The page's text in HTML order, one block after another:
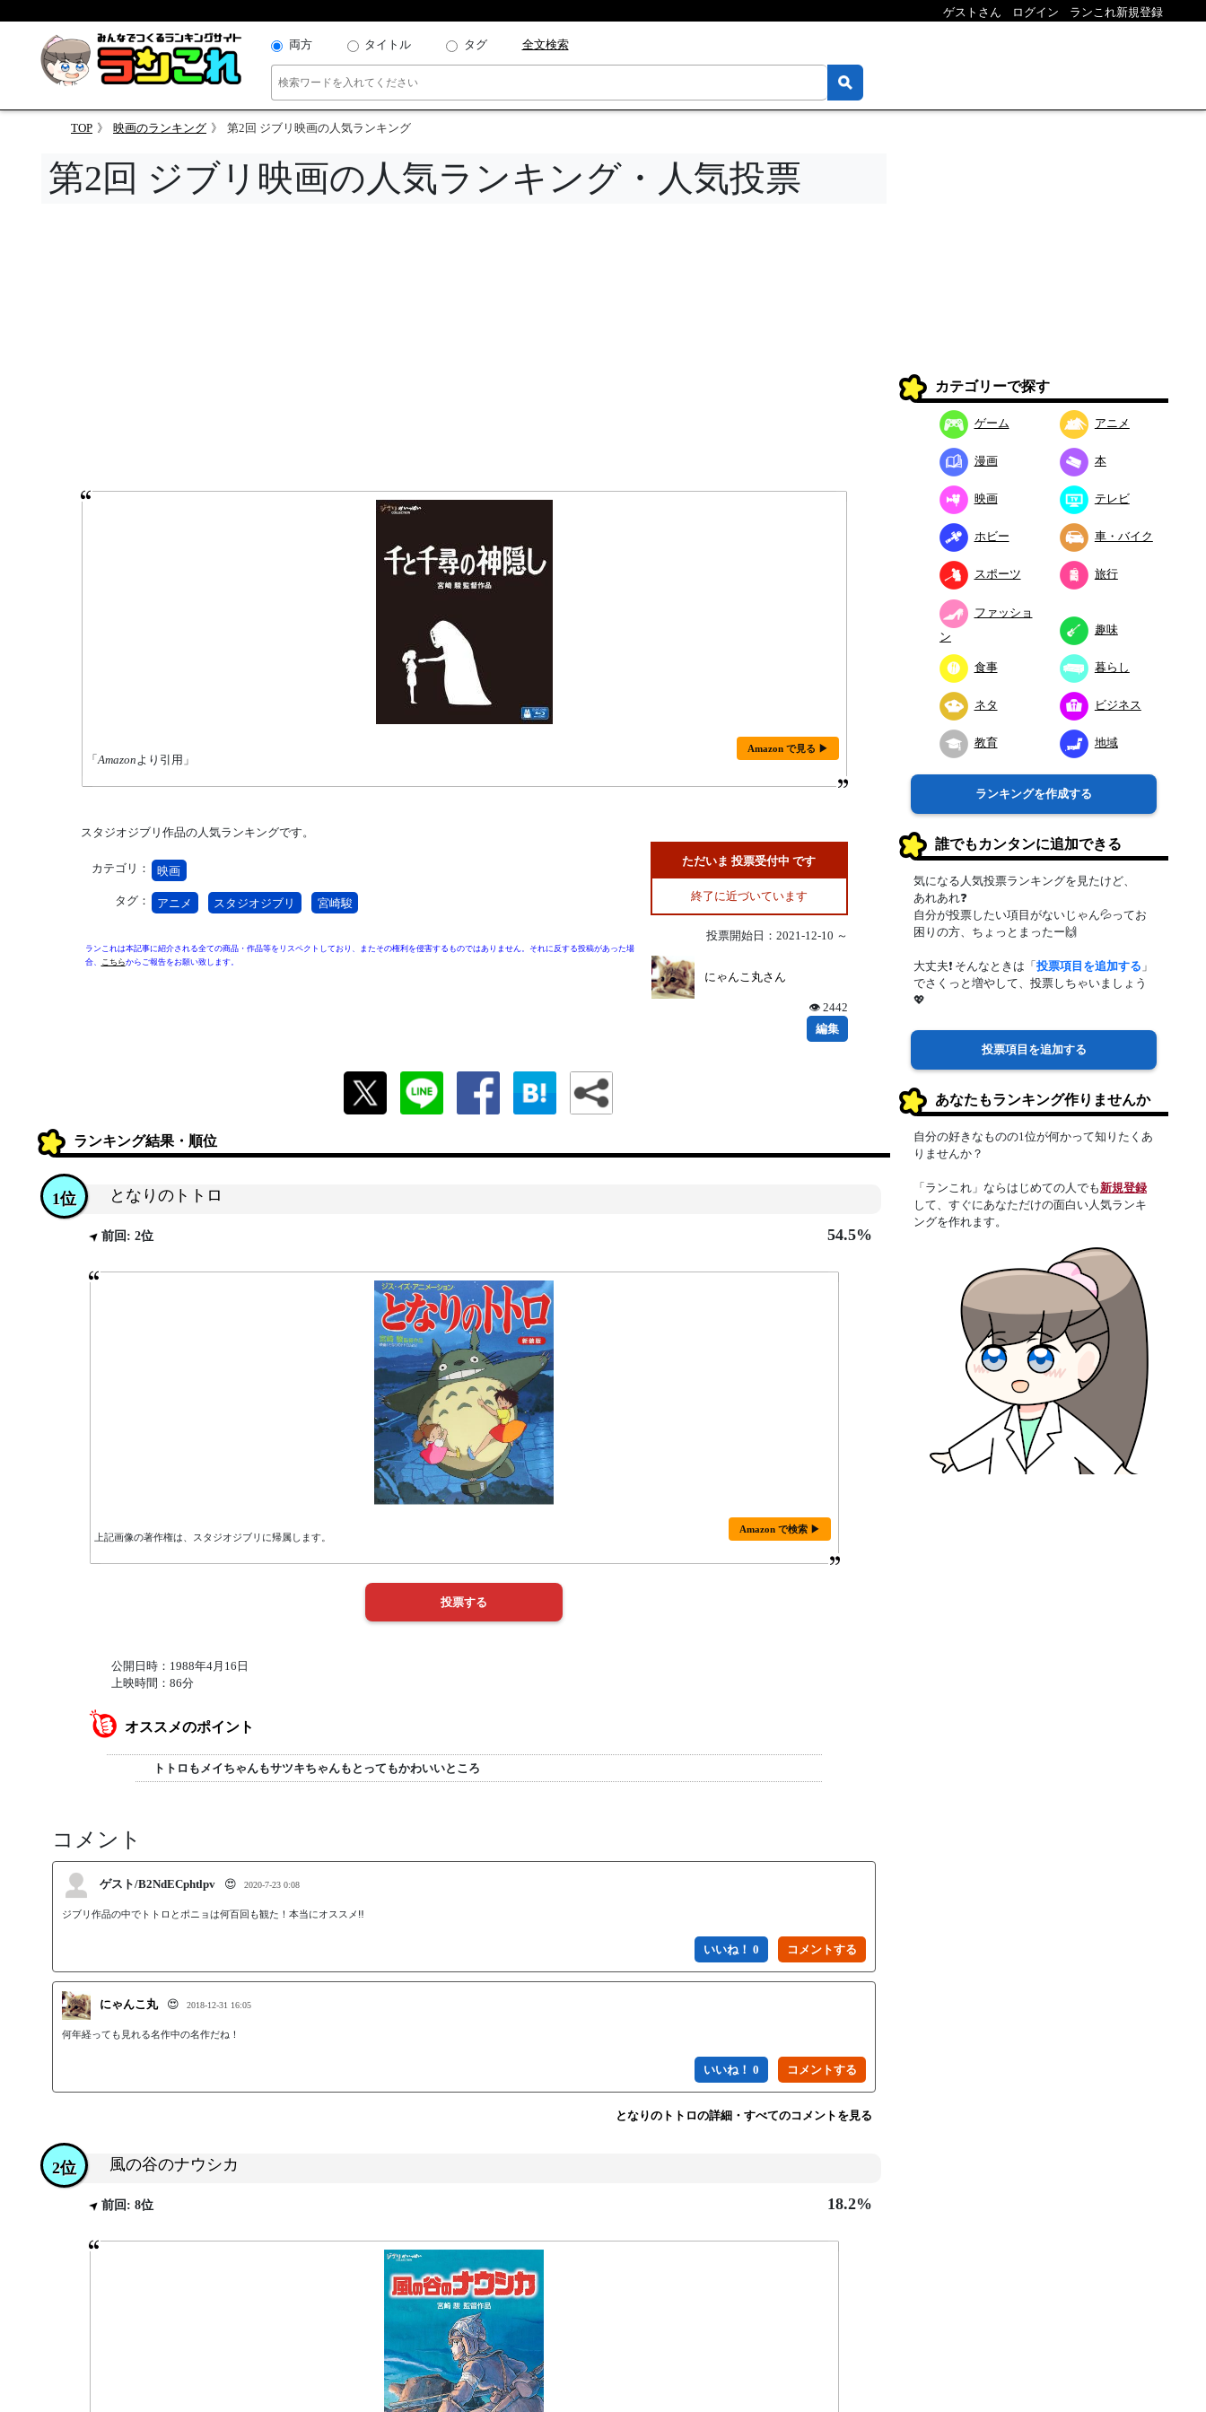
ゲストさん ログイン ランこれ新規登録
両方 タイトル タグ 全文検索
TOP 映画のランキング 第2回 ジブリ映画の人気ランキング
第2回 ジブリ映画の人気ランキング・人気投票
「Amazonより引用」
Amazon で見る ▶
スタジオジブリ作品の人気ランキングです。
カテゴリ： 映画
タグ： アニメ スタジオジブリ 宮崎駿
ランこれは本記事に紹介される全ての商品・作品等をリスペクトしており、またその権利を侵害するものではありません。それに反する投稿があった場
合、
こちらからご報告をお願い致します。
ただいま 投票受付中 です
終了に近づいています
投票開始日：2021-12-10 ～
にゃんこ丸さん
👁 2442
編集
ランキング結果・順位
となりのトトロ
1位
前回: 2位 54.5%
上記画像の著作権は、スタジオジブリに帰属します。
Amazon で検索 ▶
公開日時：1988年4月16日
上映時間：86分
オススメのポイント
トトロもメイちゃんもサツキちゃんもとってもかわいいところ
コメント
ゲスト/B2NdECphtlpv 😍 2020-7-23 0:08
ジブリ作品の中でトトロとポニョは何百回も観た！本当にオススメ‼︎
いいね！ 0
にゃんこ丸 😍 2018-12-31 16:05
何年経っても見れる名作中の名作だね！
いいね！ 0
となりのトトロの詳細・すべてのコメントを見る
風の谷のナウシカ
2位
前回: 8位 18.2%
カテゴリーで探す
ゲーム アニメ
漫画 本
映画 テレビ
ホビー 車・バイク
スポーツ 旅行
ファッショ
ン
趣味
食事 暮らし
ネタ ビジネス
教育 地域
ランキングを作成する
誰でもカンタンに追加できる
気になる人気投票ランキングを見たけど、
あれあれ❓
自分が投票したい項目がないじゃん💦ってお
困りの方、ちょっとまったー🙌
大丈夫❗ そんなときは「投票項目を追加する 」
でさくっと増やして、投票しちゃいましょう
💖
投票項目を追加する
あなたもランキング作りませんか
自分の好きなものの1位が何かって知りたくあ
りませんか？
「ランこれ」ならはじめての人でも新規登録
して、すぐにあなただけの面白い人気ランキ
ングを作れます。